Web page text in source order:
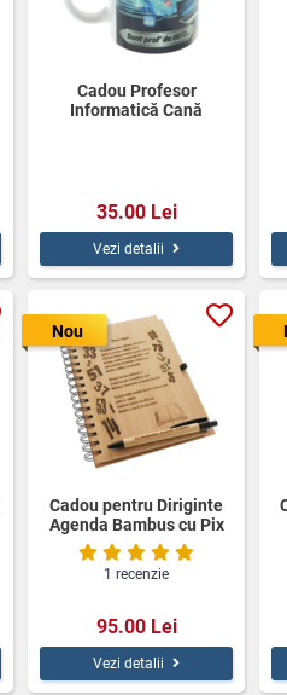
Cadou Profesor
Informatică Cană
35.00 Lei
Vezi detalii
Cadou pentru Diriginte
Agenda Bambus cu Pix
Personalizat
1 recenzie
95.00 Lei
Nou
Vezi detalii